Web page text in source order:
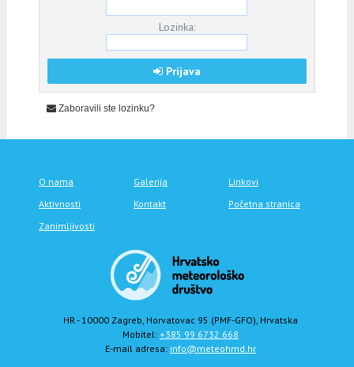
Lozinka:
Prijava
Zaboravili ste lozinku?
O nama Galerija
Linkovi
Aktivnosti
Kontakt
Početna stranica
Zanimljivosti
HR - 10000 Zagreb, Horvatovac 95 (PMF-GFO), Hrvatska
Mobitel: +385 99 6732 668
E-mail adresa: info@meteohmd.hr